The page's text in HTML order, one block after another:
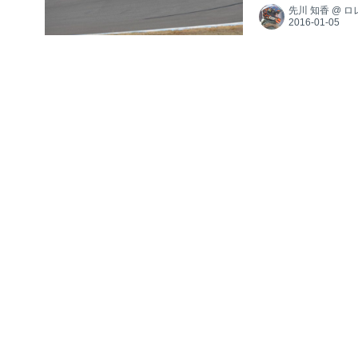
り、その速さを競
ースと混同される
先川 知香 @ ロ